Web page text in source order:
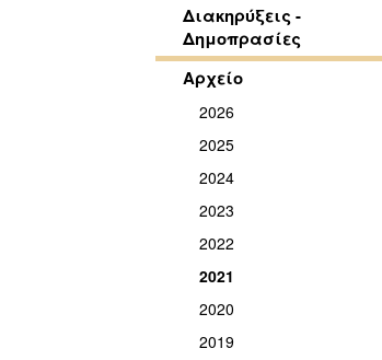
Διακηρύξεις -
Δημοπρασίες
Αρχείο
2026
2025
2024
2023
2022
2021
2020
2019